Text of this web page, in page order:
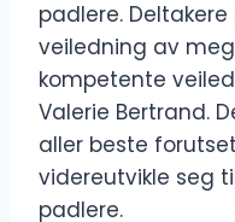
padlere.
veiledning av
kompetente
Valerie Bertrand.
aller beste
videreutvikle seg
padlere.